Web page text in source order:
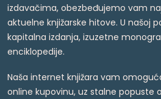
izdavačima, obezbeđujemo vam
aktuelne knjižarske hitove. U našoj
kapitalna izdanja, izuzetne
enciklopedije.
Naša internet knjižara vam
online kupovinu, uz stalne popuste